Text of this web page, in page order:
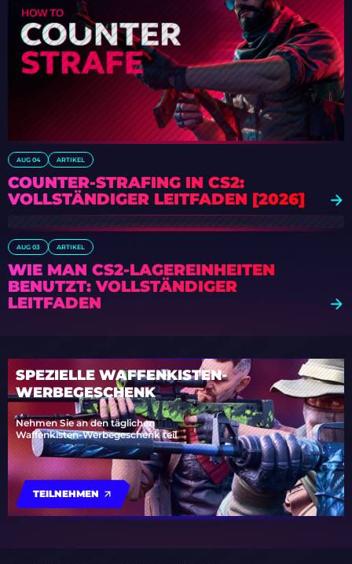
AUG 04 ARTIKEL
COUNTER-STRAFING IN CS2:
VOLLSTÄNDIGER LEITFADEN [2026]
AUG 03 ARTIKEL
WIE MAN CS2-LAGEREINHEITEN
BENUTZT: VOLLSTÄNDIGER
LEITFADEN
SPEZIELLE WAFFENKISTEN-
WERBEGESCHENK
Nehmen Sie an den täglichen
Waffenkisten-Werbegeschenk teil
TEILNEHMEN